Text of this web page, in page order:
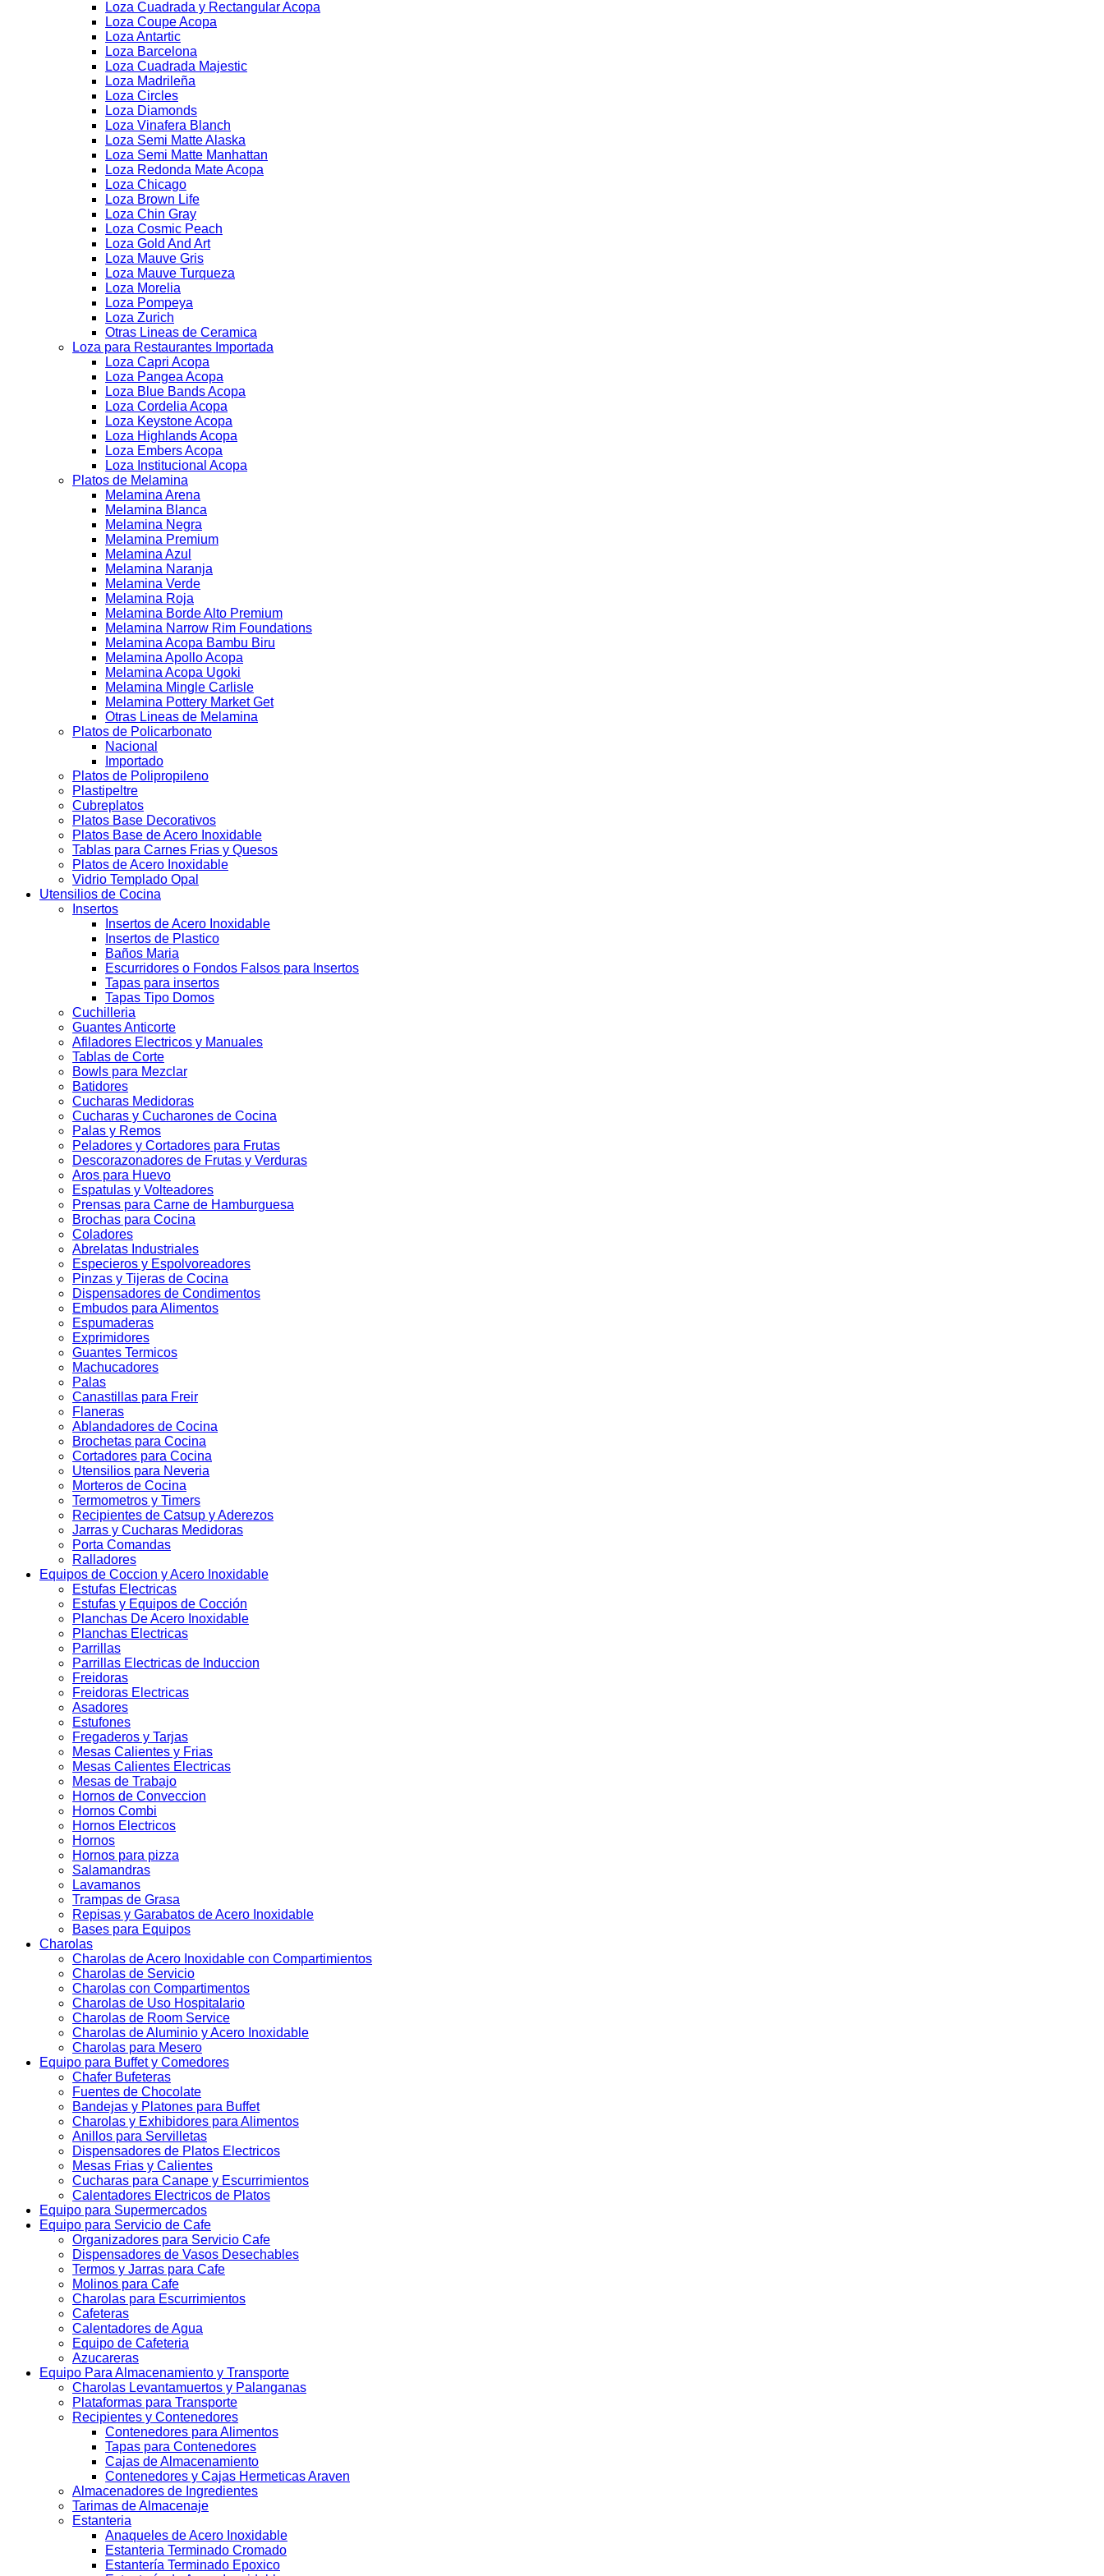
Loza Cuadrada y Rectangular Acopa
Loza Coupe Acopa
Loza Antartic
Loza Barcelona
Loza Cuadrada Majestic
Loza Madrileña
Loza Circles
Loza Diamonds
Loza Vinafera Blanch
Loza Semi Matte Alaska
Loza Semi Matte Manhattan
Loza Redonda Mate Acopa
Loza Chicago
Loza Brown Life
Loza Chin Gray
Loza Cosmic Peach
Loza Gold And Art
Loza Mauve Gris
Loza Mauve Turqueza
Loza Morelia
Loza Pompeya
Loza Zurich
Otras Lineas de Ceramica
Loza para Restaurantes Importada
Loza Capri Acopa
Loza Pangea Acopa
Loza Blue Bands Acopa
Loza Cordelia Acopa
Loza Keystone Acopa
Loza Highlands Acopa
Loza Embers Acopa
Loza Institucional Acopa
Platos de Melamina
Melamina Arena
Melamina Blanca
Melamina Negra
Melamina Premium
Melamina Azul
Melamina Naranja
Melamina Verde
Melamina Roja
Melamina Borde Alto Premium
Melamina Narrow Rim Foundations
Melamina Acopa Bambu Biru
Melamina Apollo Acopa
Melamina Acopa Ugoki
Melamina Mingle Carlisle
Melamina Pottery Market Get
Otras Lineas de Melamina
Platos de Policarbonato
Nacional
Importado
Platos de Polipropileno
Plastipeltre
Cubreplatos
Platos Base Decorativos
Platos Base de Acero Inoxidable
Tablas para Carnes Frias y Quesos
Platos de Acero Inoxidable
Vidrio Templado Opal
Utensilios de Cocina
Insertos
Insertos de Acero Inoxidable
Insertos de Plastico
Baños Maria
Escurridores o Fondos Falsos para Insertos
Tapas para insertos
Tapas Tipo Domos
Cuchilleria
Guantes Anticorte
Afiladores Electricos y Manuales
Tablas de Corte
Bowls para Mezclar
Batidores
Cucharas Medidoras
Cucharas y Cucharones de Cocina
Palas y Remos
Peladores y Cortadores para Frutas
Descorazonadores de Frutas y Verduras
Aros para Huevo
Espatulas y Volteadores
Prensas para Carne de Hamburguesa
Brochas para Cocina
Coladores
Abrelatas Industriales
Especieros y Espolvoreadores
Pinzas y Tijeras de Cocina
Dispensadores de Condimentos
Embudos para Alimentos
Espumaderas
Exprimidores
Guantes Termicos
Machucadores
Palas
Canastillas para Freir
Flaneras
Ablandadores de Cocina
Brochetas para Cocina
Cortadores para Cocina
Utensilios para Neveria
Morteros de Cocina
Termometros y Timers
Recipientes de Catsup y Aderezos
Jarras y Cucharas Medidoras
Porta Comandas
Ralladores
Equipos de Coccion y Acero Inoxidable
Estufas Electricas
Estufas y Equipos de Cocción
Planchas De Acero Inoxidable
Planchas Electricas
Parrillas
Parrillas Electricas de Induccion
Freidoras
Freidoras Electricas
Asadores
Estufones
Fregaderos y Tarjas
Mesas Calientes y Frias
Mesas Calientes Electricas
Mesas de Trabajo
Hornos de Conveccion
Hornos Combi
Hornos Electricos
Hornos
Hornos para pizza
Salamandras
Lavamanos
Trampas de Grasa
Repisas y Garabatos de Acero Inoxidable
Bases para Equipos
Charolas
Charolas de Acero Inoxidable con Compartimientos
Charolas de Servicio
Charolas con Compartimentos
Charolas de Uso Hospitalario
Charolas de Room Service
Charolas de Aluminio y Acero Inoxidable
Charolas para Mesero
Equipo para Buffet y Comedores
Chafer Bufeteras
Fuentes de Chocolate
Bandejas y Platones para Buffet
Charolas y Exhibidores para Alimentos
Anillos para Servilletas
Dispensadores de Platos Electricos
Mesas Frias y Calientes
Cucharas para Canape y Escurrimientos
Calentadores Electricos de Platos
Equipo para Supermercados
Equipo para Servicio de Cafe
Organizadores para Servicio Cafe
Dispensadores de Vasos Desechables
Termos y Jarras para Cafe
Molinos para Cafe
Charolas para Escurrimientos
Cafeteras
Calentadores de Agua
Equipo de Cafeteria
Azucareras
Equipo Para Almacenamiento y Transporte
Charolas Levantamuertos y Palanganas
Plataformas para Transporte
Recipientes y Contenedores
Contenedores para Alimentos
Tapas para Contenedores
Cajas de Almacenamiento
Contenedores y Cajas Hermeticas Araven
Almacenadores de Ingredientes
Tarimas de Almacenaje
Estanteria
Anaqueles de Acero Inoxidable
Estanteria Terminado Cromado
Estantería Terminado Epoxico